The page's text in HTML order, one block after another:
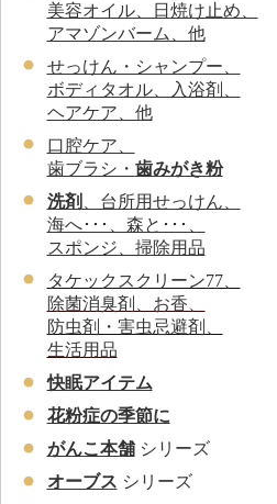
美容オイル、日焼け止め、
アマゾンバーム、他
せっけん・シャンプー、
ボディタオル、入浴剤、
ヘアケア、他
口腔ケア、
歯ブラシ・ 歯みがき粉
洗剤
、台所用せっけん、
海へ･･･、森と･･･、
スポンジ、掃除用品
タケックスクリーン77、
除菌消臭剤、お香、
防虫剤・害虫忌避剤、
生活用品
快眠アイテム
花粉症の季節に
がんこ本舗 シリーズ
オーブス シリーズ